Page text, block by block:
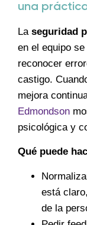
una
La seguridad
en el equipo
reconocer
castigo.
mejora
Edmondson
psicológica y
Qué puede
está
de la